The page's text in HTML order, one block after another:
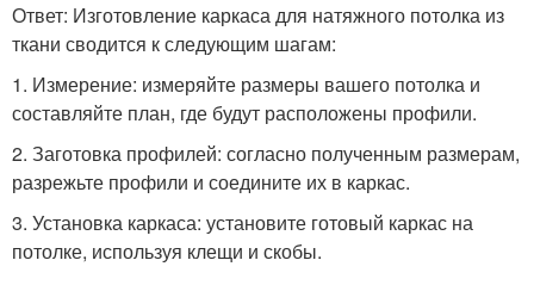
Ответ: Изготовление каркаса для натяжного потолка из
ткани сводится к следующим шагам:
1. Измерение: измеряйте размеры вашего потолка и
составляйте план, где будут расположены профили.
2. Заготовка профилей: согласно полученным размерам,
разрежьте профили и соедините их в каркас.
3. Установка каркаса: установите готовый каркас на
потолке, используя клещи и скобы.